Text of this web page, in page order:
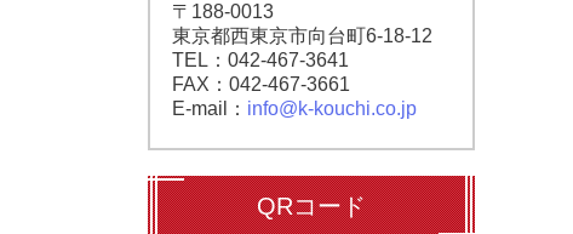
〒188-0013
東京都西東京市向台町6-18-12
TEL：042-467-3641
FAX：042-467-3661
E-mail： info@k-kouchi.co.jp
QRコード